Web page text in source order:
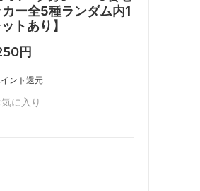
ー全5種ランダム内1
ットあり】
円
ント還元
に入り